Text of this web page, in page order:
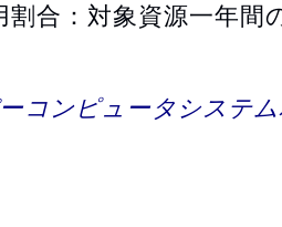
合：対象資源一年間
コンピュータシステ